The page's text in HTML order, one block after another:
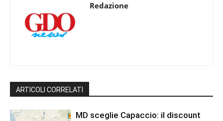
Redazione
ARTICOLI CORRELATI
MD sceglie Capaccio: il discount